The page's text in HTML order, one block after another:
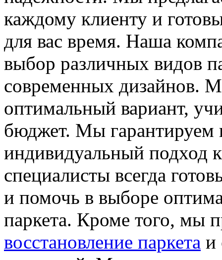
каждому клиенту и
для вас время. Наша
выбор различных видов
современных дизайнов.
оптимальный вариант,
бюджет. Мы гарантируем
индивидуальный подход
специалисты всегда
и помочь в выборе
паркета. Кроме того, мы
восстановление паркета и